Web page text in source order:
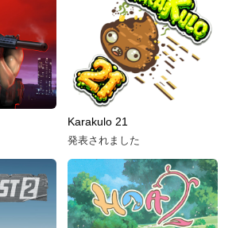
Karakulo 21
発表されました